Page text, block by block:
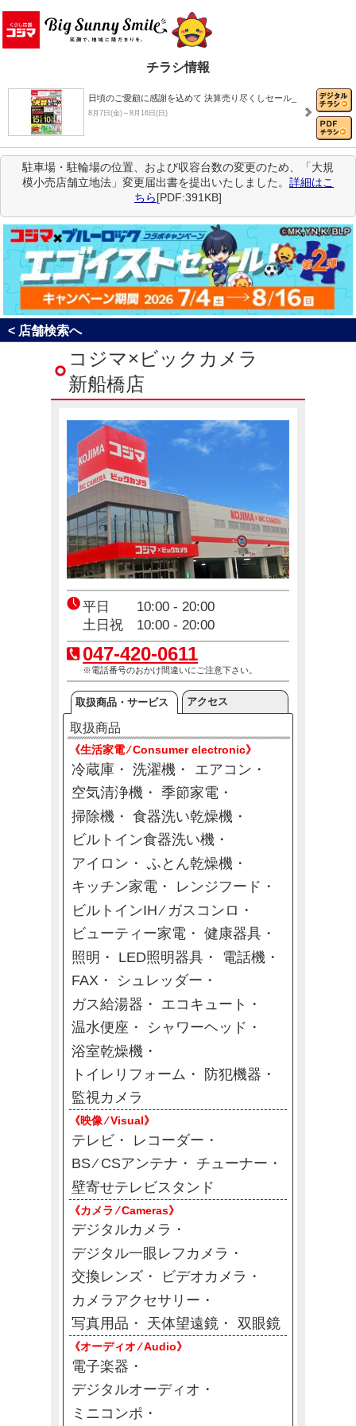
チラシ情報
日頃のご愛顧に感謝を込めて 決算売り尽くしセール_
8月7日(金)～8月16日(日)
8月おすすめチラシ
8月1日(土)～8月31日(月)
決算売り尽くしセール！
8月1日(土)～8月31日(月)
コジマ×ブルーロック コラボキャンペーン「エゴイ…
コジ坊＆マコちゃんのLINEスタンプ好評販売中！
4月24日(金)～10月31日(土)
エアコン2027年問題！
12月23日(火)～12月31日(木)
駐車場・駐輪場の位置、および収容台数の変更のため、「大規
模小売店舗立地法」変更届出書を提出いたしました。 詳細はこ
ちら[PDF:391KB]
< 店舗検索へ
コジマ×ビックカメラ
新船橋店
平日 10:00 - 20:00
土日祝 10:00 - 20:00
047-420-0611
※電話番号のおかけ間違いにご注意下さい。
取扱商品・サービス アクセス
取扱商品
《生活家電 ⁄ Consumer electronic》
冷蔵庫 洗濯機
エアコン
空気清浄機
季節家電
掃除機
食器洗い乾燥機
ビルトイン食器洗い機
アイロン
ふとん乾燥機
キッチン家電
レンジフード
ビルトインIH ⁄ ガスコンロ
ビューティー家電
健康器具
照明
LED照明器具
電話機
FAX
シュレッダー
ガス給湯器
エコキュート
温水便座
シャワーヘッド
浴室乾燥機
トイレリフォーム
防犯機器
監視カメラ
《映像 ⁄ Visual》
テレビ
レコーダー
BS ⁄ CSアンテナ
チューナー
壁寄せテレビスタンド
《カメラ ⁄ Cameras》
デジタルカメラ
デジタル一眼レフカメラ
交換レンズ
ビデオカメラ
カメラアクセサリー
写真用品
天体望遠鏡 双眼鏡
《オーディオ ⁄ Audio》
電子楽器
デジタルオーディオ
ミニコンポ